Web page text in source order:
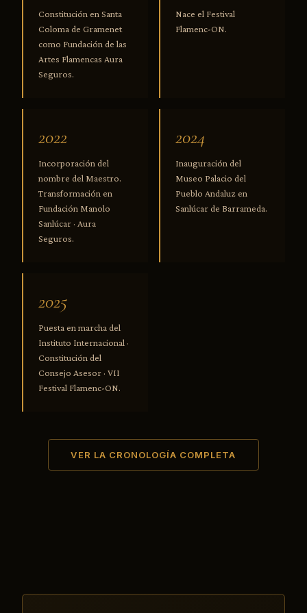
Constitución en Santa
Coloma de Gramenet
como Fundación de las
Artes Flamencas Aura
Seguros.
Nace el Festival
Flamenc-ON.
2022
Incorporación del
nombre del Maestro.
Transformación en
Fundación Manolo
Sanlúcar · Aura
Seguros.
2024
Inauguración del
Museo Palacio del
Pueblo Andaluz en
Sanlúcar de Barrameda.
2025
Puesta en marcha del
Instituto Internacional ·
Constitución del
Consejo Asesor · VII
Festival Flamenc-ON.
VER LA CRONOLOGÍA COMPLETA